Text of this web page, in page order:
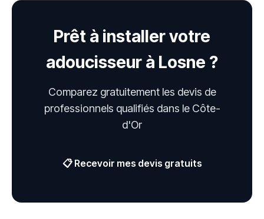
Prêt à installer votre
adoucisseur à Losne ?
Comparez gratuitement les devis de
professionnels qualifiés dans le Côte-
d'Or
📋 Recevoir mes devis gratuits